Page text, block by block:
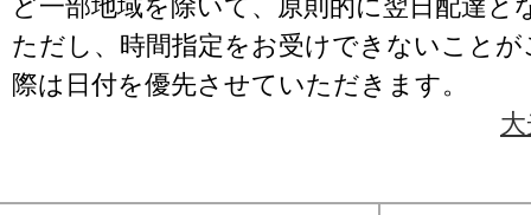
ど一部地域を除いて、原則的に翌日配達と
ただし、時間指定をお受けできないこと
際は日付を優先させていただきます。